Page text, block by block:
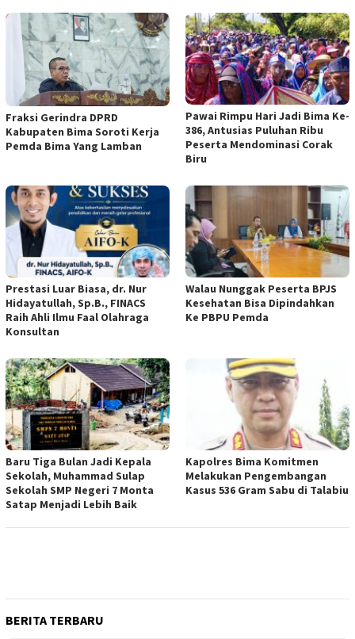
Fraksi Gerindra DPRD
Kabupaten Bima Soroti Kerja
Pemda Bima Yang Lamban
Pawai Rimpu Hari Jadi Bima Ke-
386, Antusias Puluhan Ribu
Peserta Mendominasi Corak
Biru
Prestasi Luar Biasa, dr. Nur
Hidayatullah, Sp.B., FINACS
Raih Ahli Ilmu Faal Olahraga
Konsultan
Walau Nunggak Peserta BPJS
Kesehatan Bisa Dipindahkan
Ke PBPU Pemda
Baru Tiga Bulan Jadi Kepala
Sekolah, Muhammad Sulap
Sekolah SMP Negeri 7 Monta
Satap Menjadi Lebih Baik
Kapolres Bima Komitmen
Melakukan Pengembangan
Kasus 536 Gram Sabu di Talabiu
BERITA TERBARU